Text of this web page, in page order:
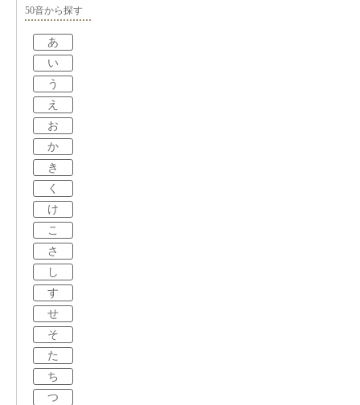
50音から探す
あ
い
う
え
お
か
き
く
け
こ
さ
し
す
せ
そ
た
ち
つ